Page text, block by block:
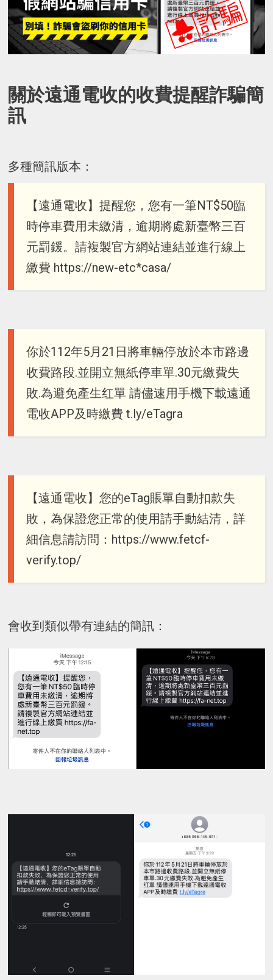
關於遠通電收的收費提醒詐騙簡
訊
多種簡訊版本：
【遠通電收】提醒您，您有一筆NT$50臨
時停車費用未繳清，逾期將處新臺幣三百
元罰鍰。請複製官方網站連結並進行線上
繳費 https://new-etc*casa/
你於112年5月21日將車輛停放於本市路邊
收費路段.並開立無紙停車單.30元繳費失
敗.為避免產生红單 請儘速用手機下載遠通
電收APP及時繳費 t.ly/eTagra
【遠通電收】您的eTag賬單自動扣款失
敗，為保證您正常的使用請手動結清，詳
細信息請訪問：https://www.fetcf-
verify.top/
會收到類似帶有連結的簡訊：